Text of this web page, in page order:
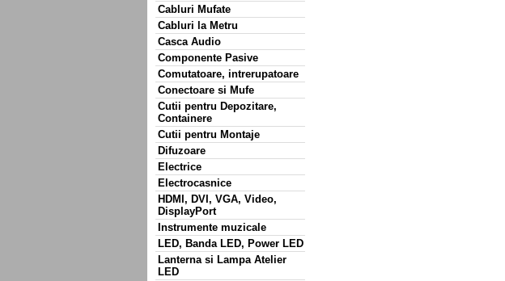
Cabluri Mufate
Cabluri la Metru
Casca Audio
Componente Pasive
Comutatoare, intrerupatoare
Conectoare si Mufe
Cutii pentru Depozitare,
Containere
Cutii pentru Montaje
Difuzoare
Electrice
Electrocasnice
HDMI, DVI, VGA, Video,
DisplayPort
Instrumente muzicale
LED, Banda LED, Power LED
Lanterna si Lampa Atelier
LED